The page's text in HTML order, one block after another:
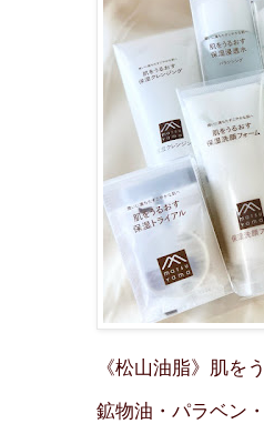
《松山油脂》肌を
鉱物油・パラベン